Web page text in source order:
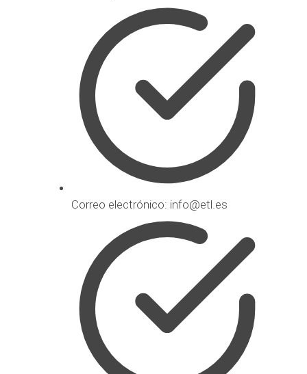
Correo electrónico: info@etl.es